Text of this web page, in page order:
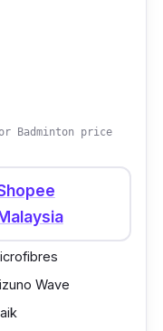
Badminton price
Wave